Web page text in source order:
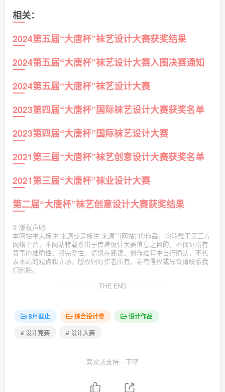
相关：
2024第五届“大唐杯”袜艺设计大赛获奖结果
2024第五届“大唐杯”袜艺设计大赛入围决赛通知
2024第五届“大唐杯”袜艺设计大赛
2023第四届“大唐杯”国际袜艺设计大赛获奖名单
2023第四届“大唐杯”国际袜艺设计大赛
2021第三届“大唐杯”袜艺创意设计大赛获奖名单
2021第三届“大唐杯”袜业设计大赛
第二届“大唐杯”袜艺创意设计大赛获奖结果
© 版权声明
本网站中未标注“来源或是标注“来源**(网站)”的作品，均转载于第三方
网络平台，本网站转载系出于传递设计大赛信息之目的，不保证所有
赛事的准确性、和完整性，请您在阅读、创作过程中自行确认，不代
表本站的观点和立场，版权归原作者所有。若有侵权或异议请联系我
们删除。
THE END
8月截止 综合设计赛
设计作品
# 设计竞赛
# 设计大赛
喜欢就支持一下吧